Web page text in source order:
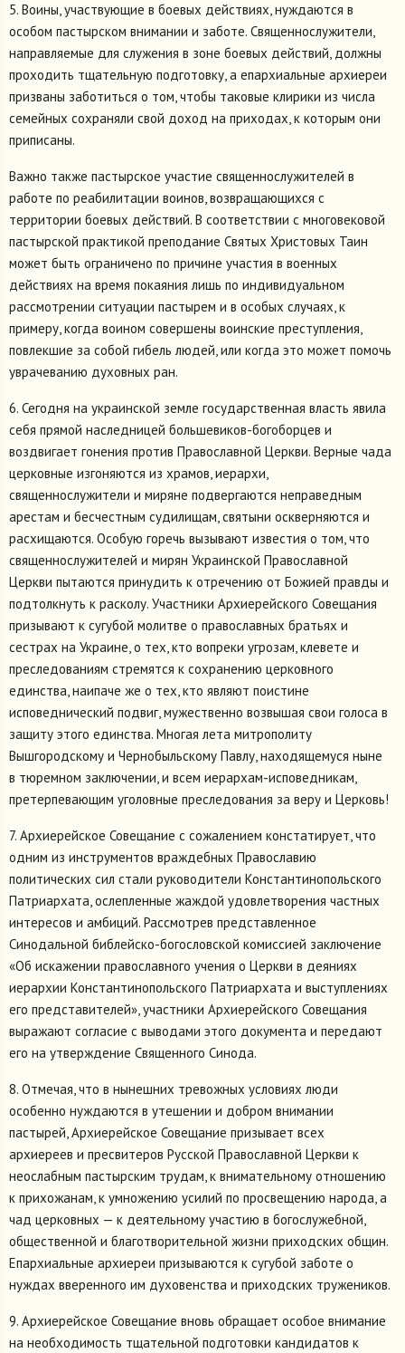
5. Воины, участвующие в боевых действиях, нуждаются в
особом пастырском внимании и заботе. Священнослужители,
направляемые для служения в зоне боевых действий, должны
проходить тщательную подготовку, а епархиальные архиереи
призваны заботиться о том, чтобы таковые клирики из числа
семейных сохраняли свой доход на приходах, к которым они
приписаны.
Важно также пастырское участие священнослужителей в
работе по реабилитации воинов, возвращающихся с
территории боевых действий. В соответствии с многовековой
пастырской практикой преподание Святых Христовых Таин
может быть ограничено по причине участия в военных
действиях на время покаяния лишь по индивидуальном
рассмотрении ситуации пастырем и в особых случаях, к
примеру, когда воином совершены воинские преступления,
повлекшие за собой гибель людей, или когда это может помочь
уврачеванию духовных ран.
6. Сегодня на украинской земле государственная власть явила
себя прямой наследницей большевиков-богоборцев и
воздвигает гонения против Православной Церкви. Верные чада
церковные изгоняются из храмов, иерархи,
священнослужители и миряне подвергаются неправедным
арестам и бесчестным судилищам, святыни оскверняются и
расхищаются. Особую горечь вызывают известия о том, что
священнослужителей и мирян Украинской Православной
Церкви пытаются принудить к отречению от Божией правды и
подтолкнуть к расколу. Участники Архиерейского Совещания
призывают к сугубой молитве о православных братьях и
сестрах на Украине, о тех, кто вопреки угрозам, клевете и
преследованиям стремятся к сохранению церковного
единства, наипаче же о тех, кто являют поистине
исповеднический подвиг, мужественно возвышая свои голоса в
защиту этого единства. Многая лета митрополиту
Вышгородскому и Чернобыльскому Павлу, находящемуся ныне
в тюремном заключении, и всем иерархам-исповедникам,
претерпевающим уголовные преследования за веру и Церковь!
7. Архиерейское Совещание с сожалением констатирует, что
одним из инструментов враждебных Православию
политических сил стали руководители Константинопольского
Патриархата, ослепленные жаждой удовлетворения частных
интересов и амбиций. Рассмотрев представленное
Синодальной библейско-богословской комиссией заключение
«Об искажении православного учения о Церкви в деяниях
иерархии Константинопольского Патриархата и выступлениях
его представителей», участники Архиерейского Совещания
выражают согласие с выводами этого документа и передают
его на утверждение Священного Синода.
8. Отмечая, что в нынешних тревожных условиях люди
особенно нуждаются в утешении и добром внимании
пастырей, Архиерейское Совещание призывает всех
архиереев и пресвитеров Русской Православной Церкви к
неослабным пастырским трудам, к внимательному отношению
к прихожанам, к умножению усилий по просвещению народа, а
чад церковных — к деятельному участию в богослужебной,
общественной и благотворительной жизни приходских общин.
Епархиальные архиереи призываются к сугубой заботе о
нуждах вверенного им духовенства и приходских тружеников.
9. Архиерейское Совещание вновь обращает особое внимание
на необходимость тщательной подготовки кандидатов к